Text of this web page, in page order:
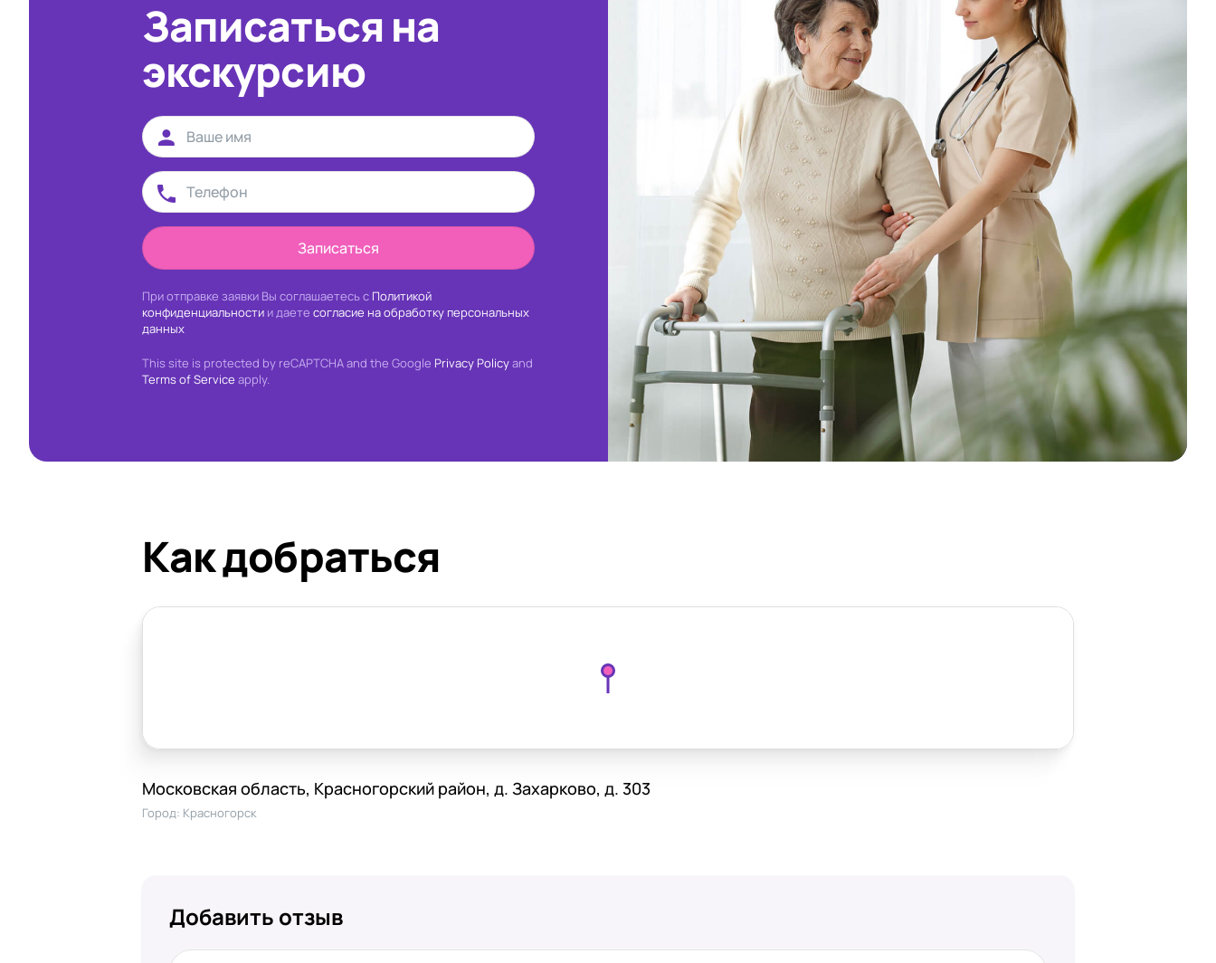
Записаться на
экскурсию
Записаться
При отправке заявки Вы соглашаетесь с Политикой
конфиденциальности и даете согласие на обработку персональных
данных
This site is protected by reCAPTCHA and the Google Privacy Policyand
Terms of Service apply.
Как добраться
Московская область, Красногорский район, д. Захарково, д. 303
Город: Красногорск
Добавить отзыв